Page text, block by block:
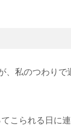
、私のつわり
こられる日に